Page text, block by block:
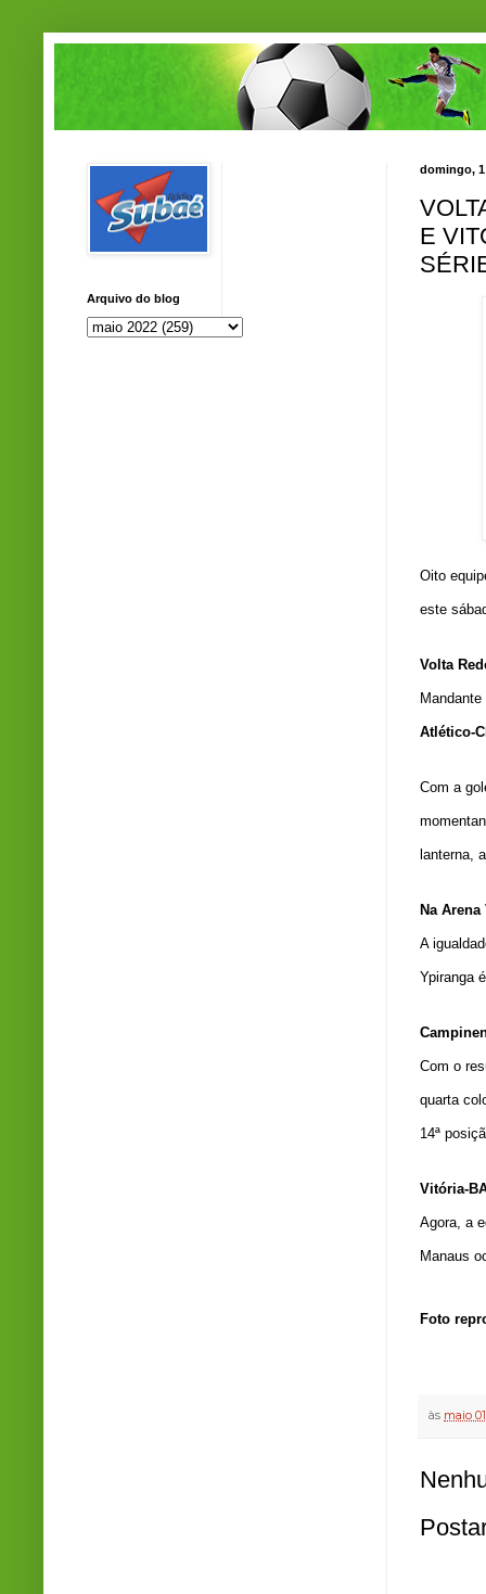
domingo, 1
E
Oito
este
Volta
Atlético-
Com a
lanterna,
Na Arena
A
Ypiranga
Com o
quarta
14ª
Vitória-
Agora, a
Manaus
Foto
às maio
Arquivo do blog